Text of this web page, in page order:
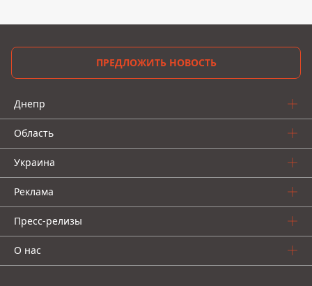
ПРЕДЛОЖИТЬ НОВОСТЬ
Днепр
Область
Украина
Реклама
Пресс-релизы
О нас